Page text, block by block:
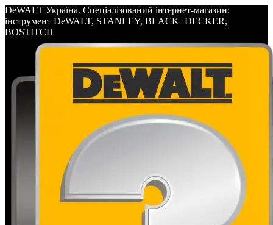
DeWALT Україна. Спеціалізований інтернет-магазин:
інструмент DeWALT, STANLEY, BLACK+DECKER,
BOSTITCH